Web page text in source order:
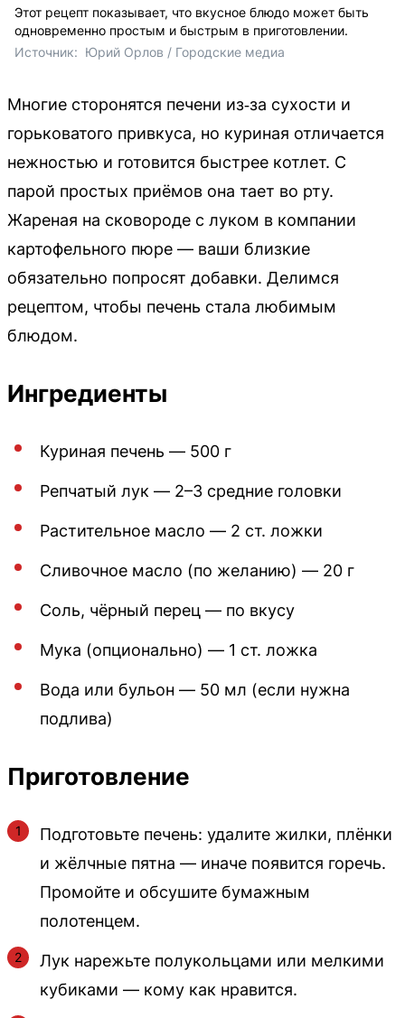
Этот рецепт показывает, что вкусное блюдо может быть
одновременно простым и быстрым в приготовлении.
Источник: Юрий Орлов / Городские медиа
Многие сторонятся печени из‑за сухости и
горьковатого привкуса, но куриная отличается
нежностью и готовится быстрее котлет. С
парой простых приёмов она тает во рту.
Жареная на сковороде с луком в компании
картофельного пюре — ваши близкие
обязательно попросят добавки. Делимся
рецептом, чтобы печень стала любимым
блюдом.
Ингредиенты
Куриная печень — 500 г
Репчатый лук — 2–3 средние головки
Растительное масло — 2 ст. ложки
Сливочное масло (по желанию) — 20 г
Соль, чёрный перец — по вкусу
Мука (опционально) — 1 ст. ложка
Вода или бульон — 50 мл (если нужна
подлива)
Приготовление
Подготовьте печень: удалите жилки, плёнки
и жёлчные пятна — иначе появится горечь.
Промойте и обсушите бумажным
полотенцем.
Лук нарежьте полукольцами или мелкими
кубиками — кому как нравится.